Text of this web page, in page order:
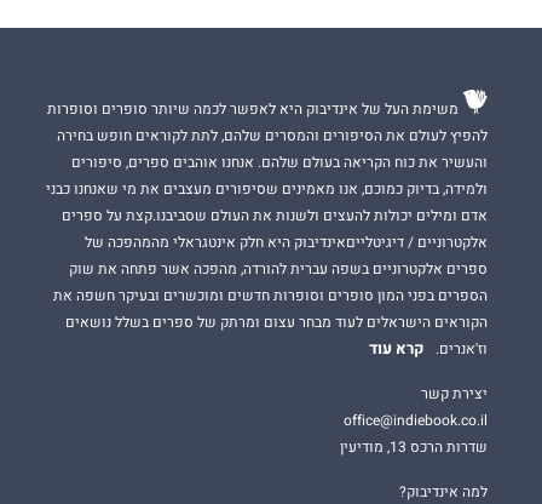
משימת העל של אינדיבוק היא לאפשר לכמה שיותר סופרים וסופרות
להפיץ לעולם את הסיפורים והמסרים שלהם, לתת לקוראים חופש בחירה
והעשיר את כוח הקריאה בעולם שלהם. אנחנו אוהבים ספרים, סיפורים
ולמידה, בדיוק כמוכם, אנו מאמינים שסיפורים מעצבים את מי שאנחנו כבני
אדם ומילים יכולות להעצים ולשנות את העולם שסביבנו.קצת על ספרים
אלקטרוניים / דיגיטלייםאינדיבוק היא חלק אינטגראלי מהמהפכה של
ספרים אלקטרוניים בשפה עברית להורדה, מהפכה אשר פתחה את שוק
הספרים בפני המון סופרים וסופרות חדשים ומוכשרים ובעיקר חשפה את
הקוראים הישראלים לעוד מבחר עצום ומרתק של ספרים בשלל נושאים
וז'אנרים.
קרא עוד
יצירת קשר
office@indiebook.co.il
שדרות הרכס 13, מודיעין
למה אינדיבוק?